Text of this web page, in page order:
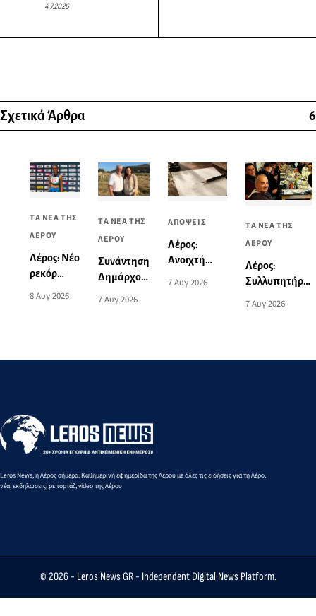
4.7.2026
Σχετικά Άρθρα 6
ΤΑ ΝΕΑ ΤΗΣ
ΛΕΡΟΥ
Λέρος: Νέο
ρεκόρ
Αιγαίου
Κ16
8 Αυγ 2026
ΤΑ ΝΕΑ ΤΗΣ
ΛΕΡΟΥ
Συνάντηση
Δημάρχου
7 Αυγ 2026
ΑΠΟΨΕΙΣ
Λέρος:
Ανοιχτή
σχετικά με
7 Αυγ 2026
ΤΑ ΝΕΑ ΤΗΣ
ΛΕΡΟΥ
Λέρος:
Συλλυπητήρια
του Πανιωνίου
απώλεια του
7 Αυγ 2026
Leros News, η Λέρος σήμερα: Καθημερινή εφημερίδα της Λέρου με όλες τις ειδήσεις για τη Λέρο,
νέα, εκδηλώσεις, ρεπορτάζ, video της Λέρου
© 2026 - Leros News GR- Independent Digital News Platform.